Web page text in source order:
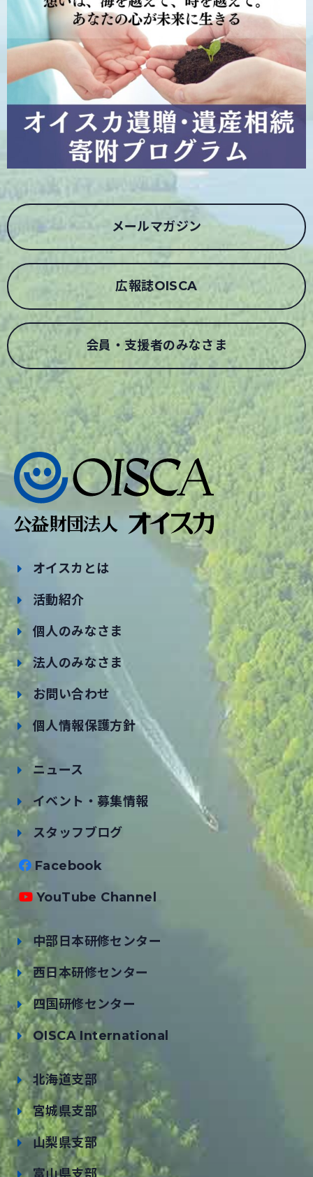
メールマガジン
広報誌OISCA
会員・支援者のみなさま
オイスカとは
活動紹介
個人のみなさま
法人のみなさま
お問い合わせ
個人情報保護方針
ニュース
イベント・募集情報
スタッフブログ
Facebook
YouTube Channel
中部日本研修センター
西日本研修センター
四国研修センター
OISCA International
北海道支部
宮城県支部
山梨県支部